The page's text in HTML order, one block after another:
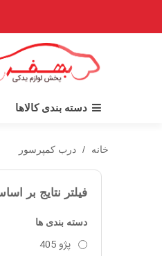
دسته بندی کالاها
خانه / درب کمپرسور
فیلتر نتایج بر
دسته بندی ها
پژو 405